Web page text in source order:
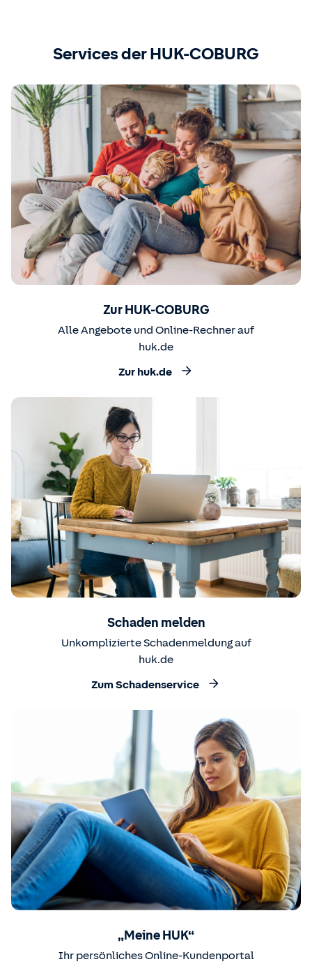
Services der HUK-COBURG
Zur HUK-COBURG
Alle Angebote und Online-Rechner auf
huk.de
Zur huk.de
Schaden melden
Unkomplizierte Schadenmeldung auf
huk.de
Zum Schadenservice
„Meine HUK“
Ihr persönliches Online-Kundenportal